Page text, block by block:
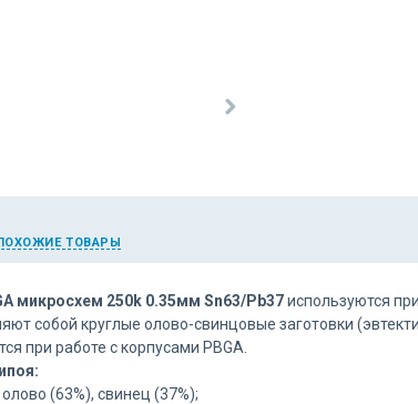
ТОВАРЫ
микросхем 250k 0.35мм Sn63/Pb37используются
собой круглые олово-свинцовые заготовки
при работе с корпусами PBGA.
(63%), свинец (37%);